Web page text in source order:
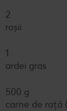
2
roșii
1
ardei gras
500 g
carne de rață